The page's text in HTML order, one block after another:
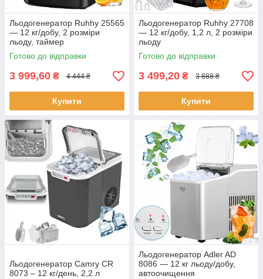
Льодогенератор Ruhhy 25565
— 12 кг/добу, 2 розміри
льоду, таймер
Готово до відправки
3 999,60 ₴ 4 444 ₴
Купити
Льодогенератор Ruhhy 27708
— 12 кг/добу, 1,2 л, 2 розміри
льоду
Готово до відправки
3 499,20 ₴ 3 888 ₴
Купити
Льодогенератор Camry CR
8073 – 12 кг/день, 2,2 л
Льодогенератор Adler AD
8086 — 12 кг льоду/добу,
автоочищення